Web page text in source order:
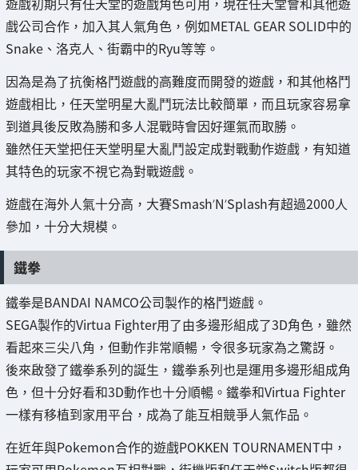
戲公司合作，加入其人氣角色，例如METAL GEAR SOLID中的
Snake、洛克人、街霸中的Ryu等等。
因為是為了抗衡格鬥遊戲的高難度而開發的遊戲，和其他格鬥
遊戲相比，任天堂明星大亂鬥玩法比較簡單，而且玩家容易拿
到道具後反敗為勝和多人混戰時會因好運氣而取勝。
雖然任天堂把任天堂明星大亂鬥設定成對戰動作遊戲，有知道
其特色的玩家不視它為對戰遊戲。
遊戲在海外人氣十分高，大賽Smash’N’Splash有超過2000人
參加，十分大規模。
鐵拳
鐵拳是BANDAI NAMCO公司製作的格鬥遊戲。
SEGA製作的Virtua Fighter用了由多邊形組成了3D角色，雖然
看起來三尖八角，但動作非常順暢，令很多玩家為之驚訝。
後來啟發了鐵拳系列的誕生，鐵拳系列也是運用多邊形組成角
色，但十分好看和3D動作也十分順暢。鐵拳和Virtua Fighter
一樣有移植到家用平台，成為了能互相競爭人氣作品。
在近年與Pokemon合作的遊戲POKKEN TOURNAMENT中，